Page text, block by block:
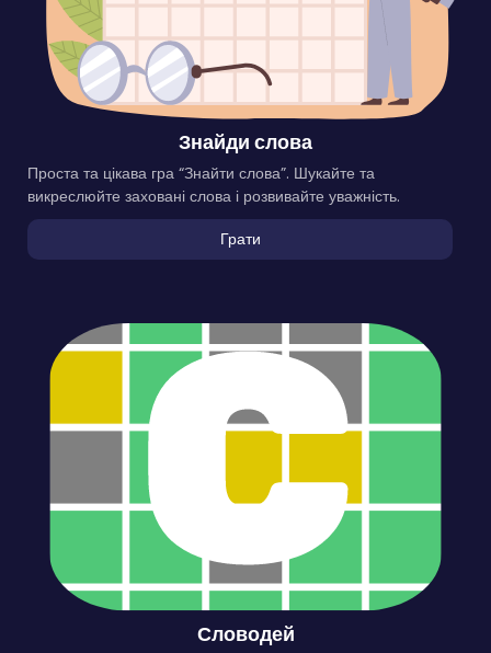
Знайди слова
Проста та цікава гра “Знайти слова”. Шукайте та
викреслюйте заховані слова і розвивайте уважність.
Грати
Словодей